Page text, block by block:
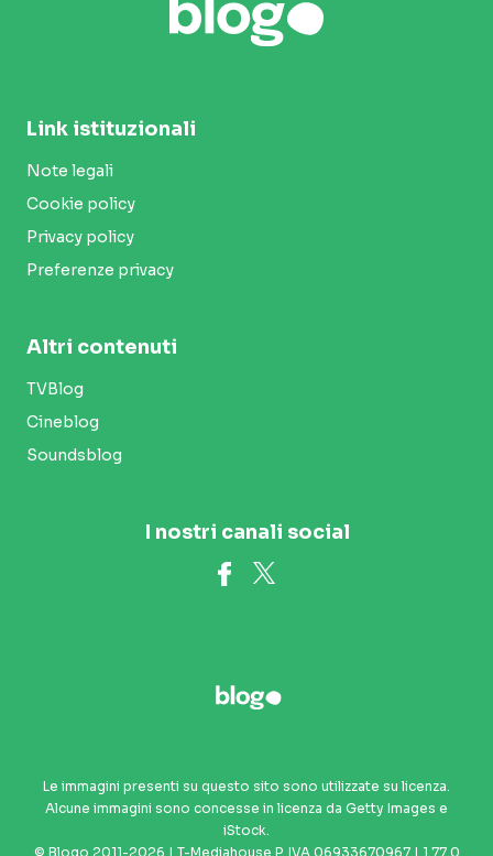
Link istituzionali
Note legali
Cookie policy
Privacy policy
Preferenze privacy
Altri contenuti
TVBlog
Cineblog
Soundsblog
I nostri canali social
Le immagini presenti su questo sito sono utilizzate su licenza.
Alcune immagini sono concesse in licenza da Getty Images e
iStock.
© Blogo 2011-2026 | T-Mediahouse P. IVA 06933670967 | 1.77.0